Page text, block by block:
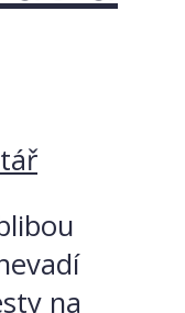
na